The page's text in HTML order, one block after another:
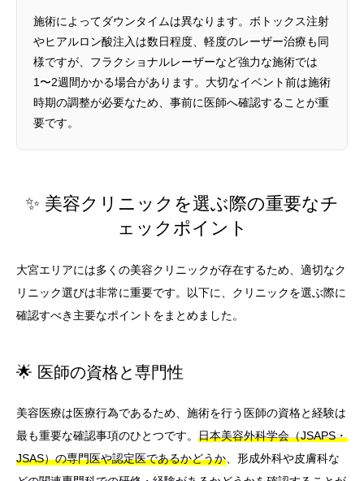
施術によってダウンタイムは異なります。ボトックス注射
やヒアルロン酸注入は数日程度、軽度のレーザー治療も同
様ですが、フラクショナルレーザーなど強力な施術では
1〜2週間かかる場合があります。大切なイベント前は施術
時期の調整が必要なため、事前に医師へ確認することが重
要です。
✨ 美容クリニックを選ぶ際の重要なチ
ェックポイント
大宮エリアには多くの美容クリニックが存在するため、適切なク
リニック選びは非常に重要です。以下に、クリニックを選ぶ際に
確認すべき主要なポイントをまとめました。
🌟 医師の資格と専門性
美容医療は医療行為であるため、施術を行う医師の資格と経験は
最も重要な確認事項のひとつです。 日本美容外科学会（JSAPS・
JSAS）の専門医や認定医であるかどうか 、形成外科や皮膚科な